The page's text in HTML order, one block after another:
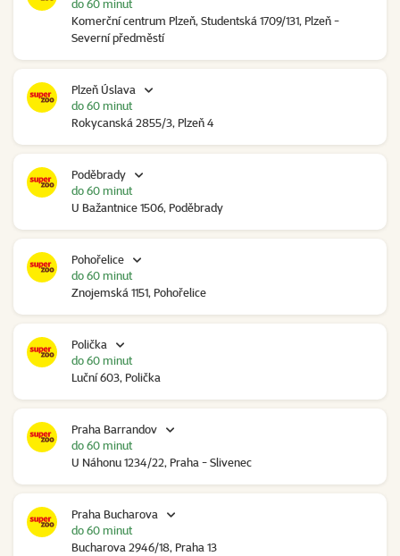
Komerční centrum Plzeň, Studentská 1709/131, Plzeň -
Severní předměstí
do 60 minut
Plzeň Úslava
Rokycanská 2855/3, Plzeň 4
do 60 minut
Poděbrady
U Bažantnice 1506, Poděbrady
do 60 minut
Pohořelice
Znojemská 1151, Pohořelice
do 60 minut
Polička
Luční 603, Polička
do 60 minut
Praha Barrandov
U Náhonu 1234/22, Praha - Slivenec
do 60 minut
Praha Bucharova
Bucharova 2946/18, Praha 13
do 60 minut